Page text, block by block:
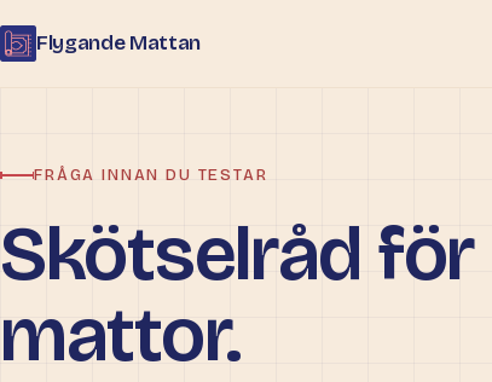
Flygande Mattan
FRÅGA INNAN DU TESTAR
Skötselråd för
mattor.